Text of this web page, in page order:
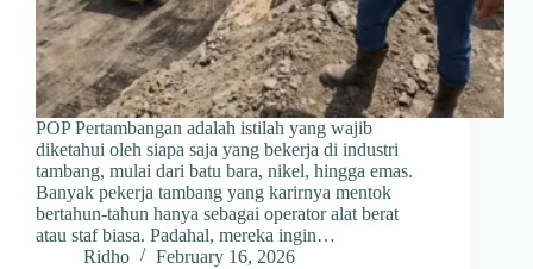
POP Pertambangan adalah istilah yang wajib
diketahui oleh siapa saja yang bekerja di industri
tambang, mulai dari batu bara, nikel, hingga emas.
Banyak pekerja tambang yang karirnya mentok
bertahun-tahun hanya sebagai operator alat berat
atau staf biasa. Padahal, mereka ingin…
Ridho
February 16, 2026